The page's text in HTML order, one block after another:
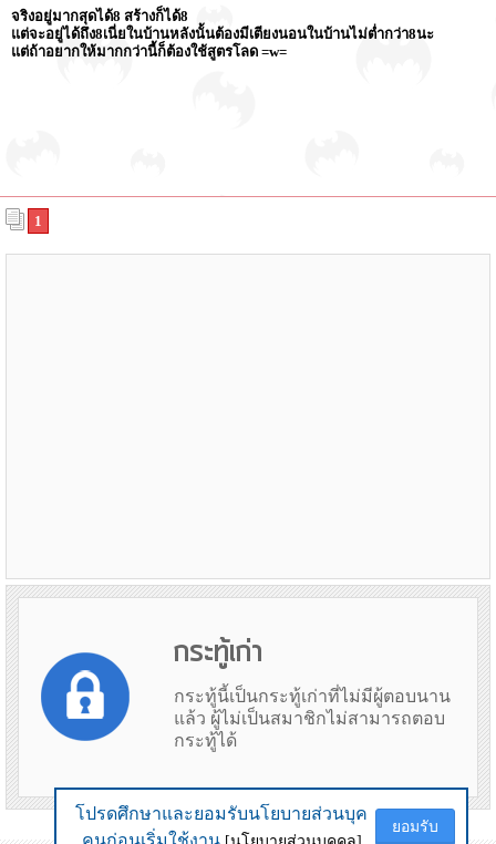
โปรดศึกษาและยอมรับนโยบายส่วนบุค
คนก่อนเริ่มใช้งาน
ยอมรับ
จริงอยู่มากสุดได้8 สร้างก็ได้8
แต่จะอยู่ได้ถึง8เนี่ยในบ้านหลังนั้นต้องมีเตียงนอนในบ้านไม่ต่ำกว่า8นะ
แต่ถ้าอยากให้มากกว่านี้ก็ต้องใช้สูตรโลด =w=
1
กระทู้เก่า
กระทู้นี้เป็นกระทู้เก่าที่ไม่มีผู้ตอบนาน
แล้ว ผู้ไม่เป็นสมาชิกไม่สามารถตอบ
กระทู้ได้
ข้อมูลเมื่อ 2nd August 2026 07:29
โปรดศึกษาและยอมรับนโยบายส่วนบุค
คนก่อนเริ่มใช้งาน
ยอมรับ